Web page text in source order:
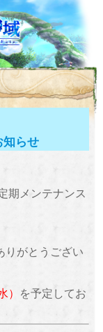
知らせ
期メンテナンス
りがとうござい
）
を予定してお